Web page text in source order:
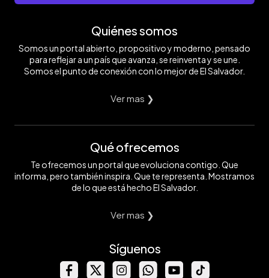
Quiénes somos
Somos un portal abierto, propositivo y moderno, pensado
para reflejar a un país que avanza, se reinventa y se une.
Somos el punto de conexión con lo mejor de El Salvador.
Ver mas ❯
Qué ofrecemos
Te ofrecemos un portal que evoluciona contigo. Que
informa, pero también inspira. Que te representa. Mostramos
de lo que está hecho El Salvador.
Ver mas ❯
Síguenos